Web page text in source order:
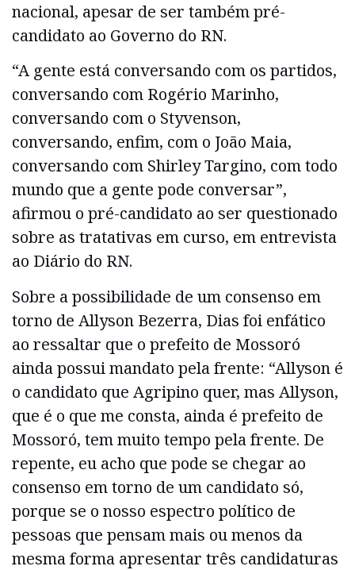
nacional, apesar de ser também pré-
candidato ao Governo do RN.
“A gente está conversando com os partidos,
conversando com Rogério Marinho,
conversando com o Styvenson,
conversando, enfim, com o João Maia,
conversando com Shirley Targino, com todo
mundo que a gente pode conversar”,
afirmou o pré-candidato ao ser questionado
sobre as tratativas em curso, em entrevista
ao Diário do RN.
Sobre a possibilidade de um consenso em
torno de Allyson Bezerra, Dias foi enfático
ao ressaltar que o prefeito de Mossoró
ainda possui mandato pela frente: “Allyson é
o candidato que Agripino quer, mas Allyson,
que é o que me consta, ainda é prefeito de
Mossoró, tem muito tempo pela frente. De
repente, eu acho que pode se chegar ao
consenso em torno de um candidato só,
porque se o nosso espectro político de
pessoas que pensam mais ou menos da
mesma forma apresentar três candidaturas